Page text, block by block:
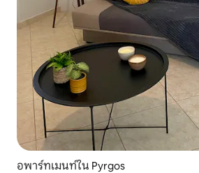
อพาร์ทเมนท์ใน Pyrgos